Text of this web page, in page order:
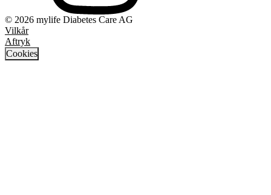
© 2026 mylife Diabetes Care AG
Vilkår
Aftryk
Cookies